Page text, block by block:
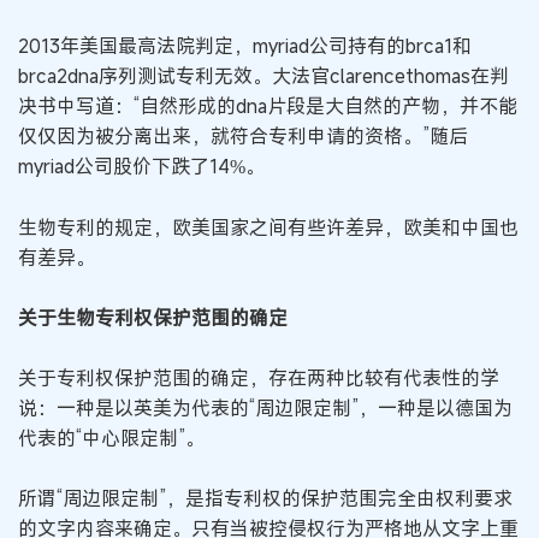
2013年美国最高法院判定，myriad公司持有的brca1和
brca2dna序列测试专利无效。大法官clarencethomas在判
决书中写道：“自然形成的dna片段是大自然的产物，并不能
仅仅因为被分离出来，就符合专利申请的资格。”随后
myriad公司股价下跌了14%。
生物专利的规定，欧美国家之间有些许差异，欧美和中国也
有差异。
关于生物专利权保护范围的确定
关于专利权保护范围的确定，存在两种比较有代表性的学
说：一种是以英美为代表的“周边限定制”，一种是以德国为
代表的“中心限定制”。
所谓“周边限定制”，是指专利权的保护范围完全由权利要求
的文字内容来确定。只有当被控侵权行为严格地从文字上重